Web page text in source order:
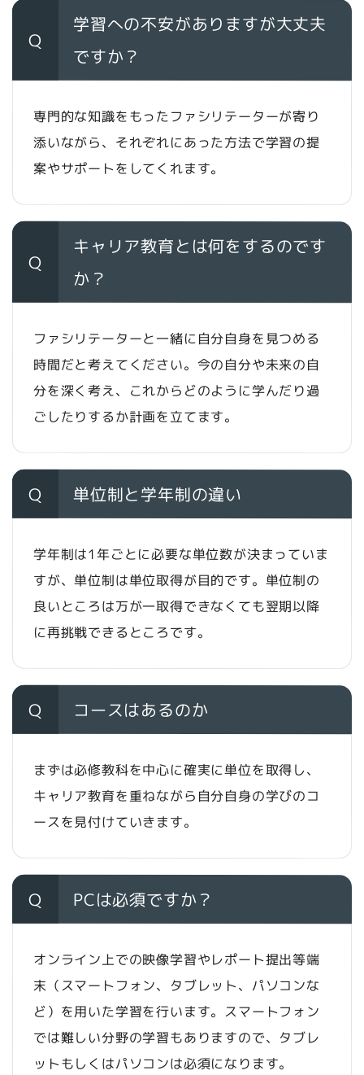
Q
学習への不安がありますが大丈夫
ですか？
専門的な知識をもったファシリテーターが寄り
添いながら、それぞれにあった方法で学習の提
案やサポートをしてくれます。
Q
キャリア教育とは何をするのです
か？
ファシリテーターと一緒に自分自身を見つめる
時間だと考えてください。今の自分や未来の自
分を深く考え、これからどのように学んだり過
ごしたりするか計画を立てます。
Q 単位制と学年制の違い
学年制は1年ごとに必要な単位数が決まっていま
すが、単位制は単位取得が目的です。単位制の
良いところは万が一取得できなくても翌期以降
に再挑戦できるところです。
Q コースはあるのか
まずは必修教科を中心に確実に単位を取得し、
キャリア教育を重ねながら自分自身の学びのコ
ースを見付けていきます。
Q PCは必須ですか？
オンライン上での映像学習やレポート提出等端
末（スマートフォン、タブレット、パソコンな
ど）を用いた学習を行います。スマートフォン
では難しい分野の学習もありますので、タブレ
ットもしくはパソコンは必須になります。